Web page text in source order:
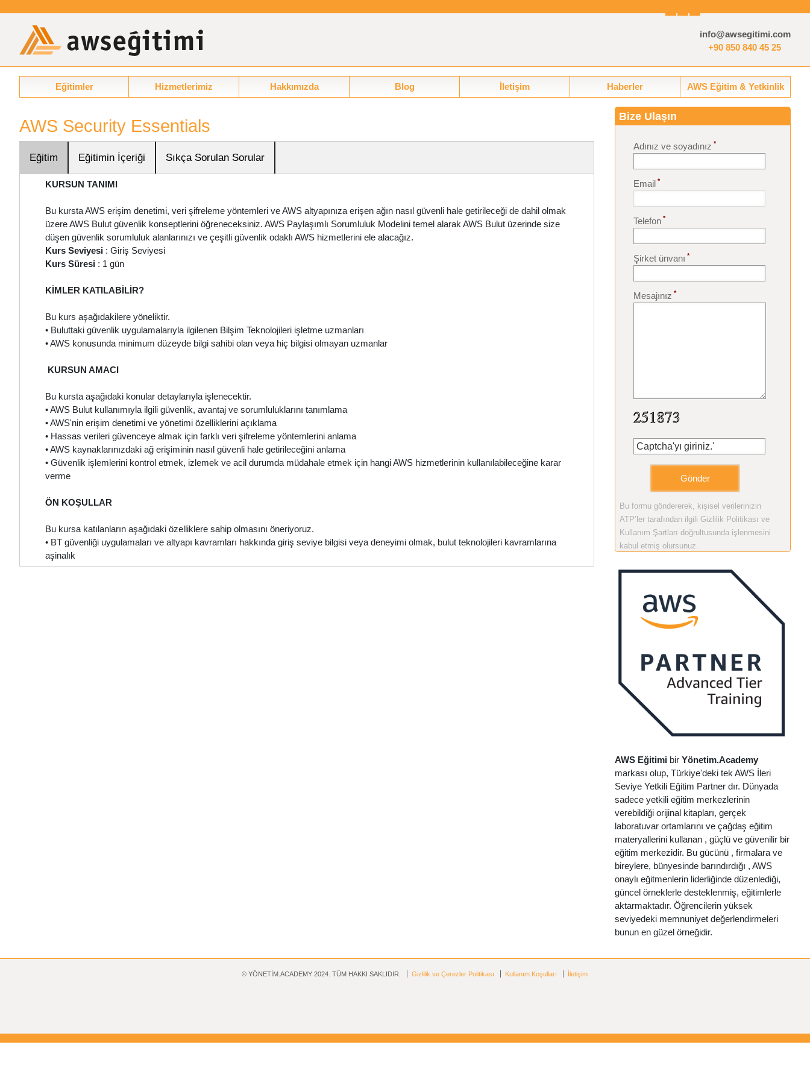
info@awsegitimi.com
+90 850 840 45 25
Eğitimler Hizmetlerimiz Hakkımızda Blog İletişim Haberler AWS Eğitim & Yetkinlik
AWS Security Essentials
Eğitim Eğitimin İçeriği Sıkça Sorulan Sorular
KURSUN TANIMI
Bu kursta AWS erişim denetimi, veri şifreleme yöntemleri ve AWS altyapınıza erişen ağın nasıl güvenli hale getirileceği de dahil olmak
üzere AWS Bulut güvenlik konseptlerini öğreneceksiniz. AWS Paylaşımlı Sorumluluk Modelini temel alarak AWS Bulut üzerinde size
düşen güvenlik sorumluluk alanlarınızı ve çeşitli güvenlik odaklı AWS hizmetlerini ele alacağız.
Kurs Seviyesi : Giriş Seviyesi
Kurs Süresi : 1 gün
KİMLER KATILABİLİR?
Bu kurs aşağıdakilere yöneliktir.
• Buluttaki güvenlik uygulamalarıyla ilgilenen Bilşim Teknolojileri işletme uzmanları
• AWS konusunda minimum düzeyde bilgi sahibi olan veya hiç bilgisi olmayan uzmanlar
KURSUN AMACI
Bu kursta aşağıdaki konular detaylarıyla işlenecektir.
• AWS Bulut kullanımıyla ilgili güvenlik, avantaj ve sorumluluklarını tanımlama
• AWS'nin erişim denetimi ve yönetimi özelliklerini açıklama
• Hassas verileri güvenceye almak için farklı veri şifreleme yöntemlerini anlama
• AWS kaynaklarınızdaki ağ erişiminin nasıl güvenli hale getirileceğini anlama
• Güvenlik işlemlerini kontrol etmek, izlemek ve acil durumda müdahale etmek için hangi AWS hizmetlerinin kullanılabileceğine karar
verme
ÖN KOŞULLAR
Bu kursa katılanların aşağıdaki özelliklere sahip olmasını öneriyoruz.
• BT güvenliği uygulamaları ve altyapı kavramları hakkında giriş seviye bilgisi veya deneyimi olmak, bulut teknolojileri kavramlarına
aşinalık
Bize Ulaşın
Adınız ve soyadınız *
Email *
Telefon *
Şirket ünvanı *
Mesajınız *
Bu formu göndererek, kişisel verilerinizin
ATP’ler tarafından ilgili Gizlilik Politikası ve
Kullanım Şartları doğrultusunda işlenmesini
kabul etmiş olursunuz.
AWS Eğitimi bir Yönetim.Academy
markası olup, Türkiye'deki tek AWS İleri
Seviye Yetkili Eğitim Partner dır. Dünyada
sadece yetkili eğitim merkezlerinin
verebildiği orijinal kitapları, gerçek
laboratuvar ortamlarını ve çağdaş eğitim
materyallerini kullanan , güçlü ve güvenilir bir
eğitim merkezidir. Bu gücünü , firmalara ve
bireylere, bünyesinde barındırdığı , AWS
onaylı eğitmenlerin liderliğinde düzenlediği,
güncel örneklerle desteklenmiş, eğitimlerle
aktarmaktadır. Öğrencilerin yüksek
seviyedeki memnuniyet değerlendirmeleri
bunun en güzel örneğidir.
© YÖNETİM.ACADEMY 2024. TÜM HAKKI SAKLIDIR. Gizlilik ve Çerezler Politikası Kullanım Koşulları İletişim